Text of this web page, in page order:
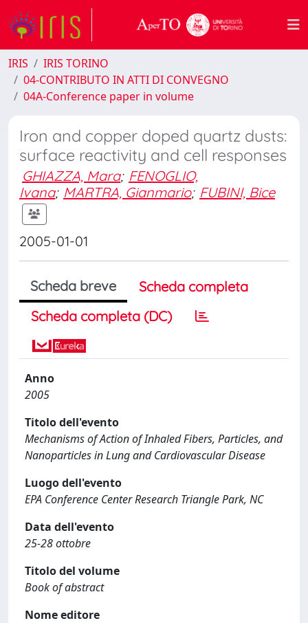
IRIS
IRIS TORINO
04-CONTRIBUTO IN ATTI DI CONVEGNO
04A-Conference paper in volume
Iron and copper doped quartz dusts:
surface reactivity and cell responses
GHIAZZA, Mara; FENOGLIO,
Ivana; MARTRA, Gianmario; FUBINI, Bice
2005-01-01
Scheda breve
Scheda completa
Scheda completa (DC)
Anno
2005
Titolo dell'evento
Mechanisms of Action of Inhaled Fibers, Particles, and
Nanoparticles in Lung and Cardiovascular Disease
Luogo dell'evento
EPA Conference Center Research Triangle Park, NC
Data dell'evento
25-28 ottobre
Titolo del volume
Book of abstract
Nome editore